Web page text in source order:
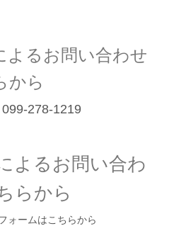
よるお問い合わせ
から
278-1219
よるお問い合わ
らから
ォームはこちらから